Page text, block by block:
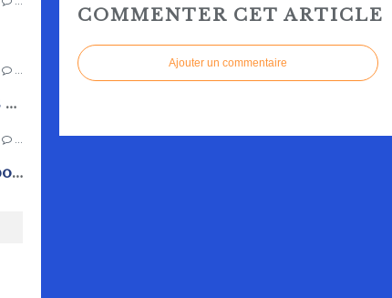
COMMENTER CET ARTICLE
Ajouter un commentaire
…
Trésor Public : Avis de concours et de vacance d'emplois
…
arrêté de situation sécheresse pour le département de l'Orne.